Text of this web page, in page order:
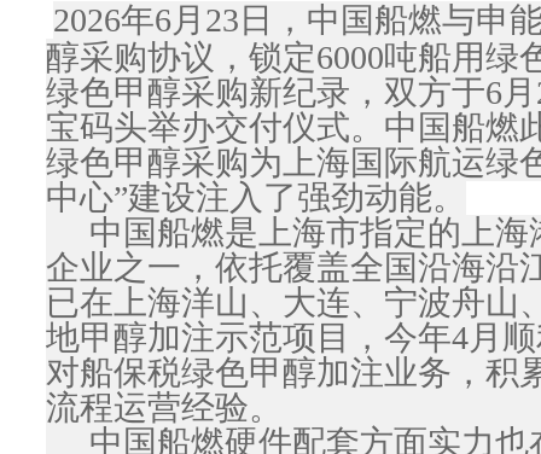
2026年6月23日，中国船燃与申
醇采购协议，锁定6000吨船用绿
绿色甲醇采购新纪录，双方于6
宝码头举办交付仪式。中国船燃
绿色甲醇采购为上海国际航运绿
中心”建设注入了强劲动能。
中国船燃是上海市指定的上
企业之一，依托覆盖全国沿海沿
已在上海洋山、大连、宁波舟山
地甲醇加注示范项目，今年4月
对船保税绿色甲醇加注业务，积
流程运营经验。
中国船燃硬件配套方面实力